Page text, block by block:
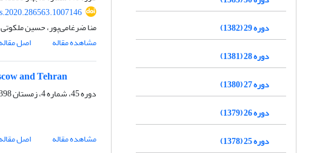
منا ضرغامی‌پور، حسین ملکوتی
مشاهده مقاله
اصل مقاله
and Tehran
دوره 45، شماره 4، زمستان 1398، صفحه
مشاهده مقاله
اصل مقاله
دوره 29 (1382)
دوره 28 (1381)
دوره 27 (1380)
دوره 26 (1379)
دوره 25 (1378)